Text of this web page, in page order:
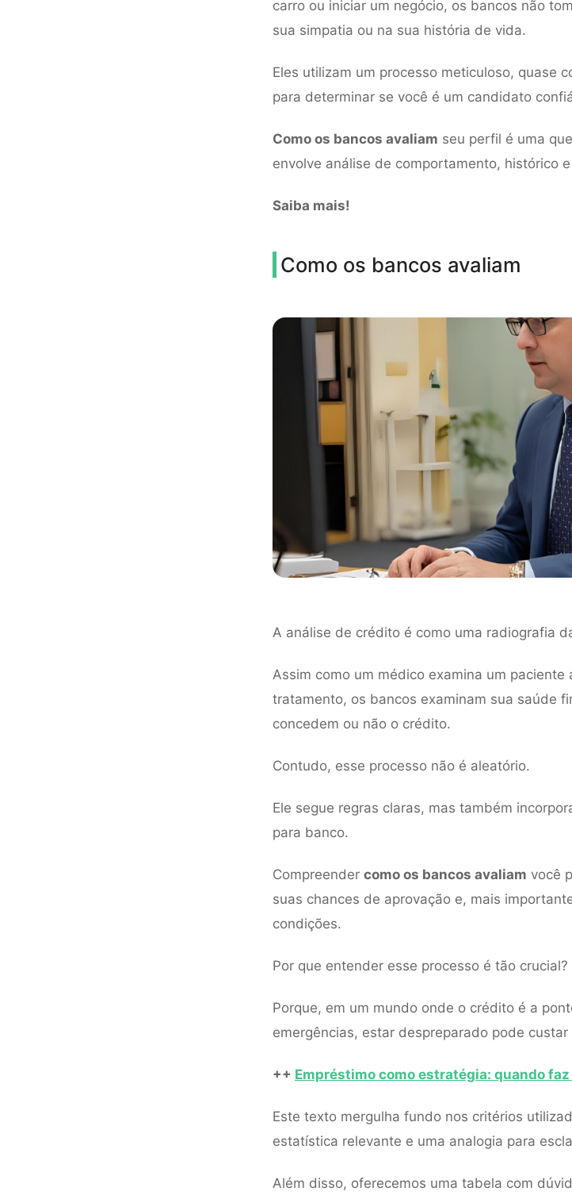
carro ou iniciar um negócio, os bancos não
sua simpatia ou na sua história de vida.
Eles utilizam um processo meticuloso, quase
para determinar se você é um candidato
Como os bancos avaliam seu perfil é uma
envolve análise de comportamento, histórico
Saiba mais!
Como os bancos avaliam
A análise de crédito é como uma radiografia
Assim como um médico examina um paciente
tratamento, os bancos examinam sua saúde
concedem ou não o crédito.
Contudo, esse processo não é aleatório.
Ele segue regras claras, mas também
para banco.
Compreender como os bancos avaliam você
suas chances de aprovação e, mais
condições.
Por que entender esse processo é tão crucial?
Porque, em um mundo onde o crédito é a
emergências, estar despreparado pode custar
++ Empréstimo como estratégia: quando
Este texto mergulha fundo nos critérios
estatística relevante e uma analogia para
Além disso, oferecemos uma tabela com